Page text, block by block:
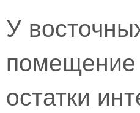
У
остатки